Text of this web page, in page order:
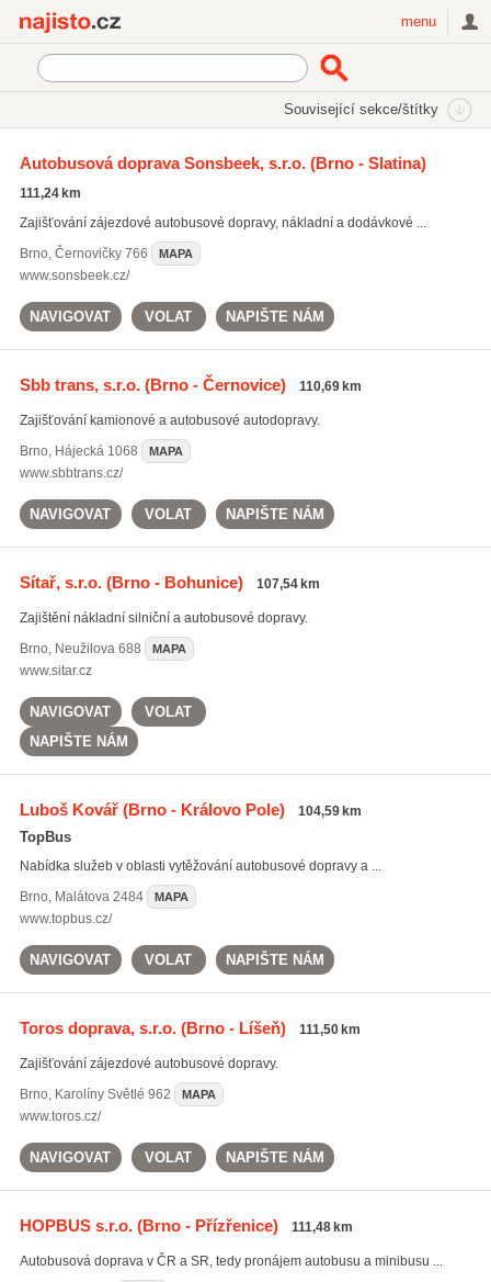
menu
Související sekce/štítky
Zájezdová autobusová doprava
Autobusová doprava Sonsbeek, s.r.o.(Brno - Slatina)
111,24 km
Zajišťování zájezdové autobusové dopravy, nákladní a dodávkové ...
Brno, Černovičky 766 MAPA
www.sonsbeek.cz/
NAVIGOVAT VOLAT NAPIŠTE NÁM
Sbb trans, s.r.o.(Brno - Černovice) 110,69 km
Zajišťování kamionové a autobusové autodopravy.
Brno, Hájecká 1068 MAPA
www.sbbtrans.cz/
NAVIGOVAT VOLAT NAPIŠTE NÁM
Sítař, s.r.o.(Brno - Bohunice) 107,54 km
Zajištění nákladní silniční a autobusové dopravy.
Brno, Neužilova 688 MAPA
www.sitar.cz
NAVIGOVAT
VOLAT
NAPIŠTE NÁM
Luboš Kovář(Brno - Královo Pole) 104,59 km
TopBus
Nabídka služeb v oblasti vytěžování autobusové dopravy a ...
Brno, Malátova 2484 MAPA
www.topbus.cz/
NAVIGOVAT VOLAT NAPIŠTE NÁM
Toros doprava, s.r.o.(Brno - Líšeň) 111,50 km
Zajišťování zájezdové autobusové dopravy.
Brno, Karolíny Světlé 962 MAPA
www.toros.cz/
NAVIGOVAT VOLAT NAPIŠTE NÁM
HOPBUS s.r.o.(Brno - Přízřenice) 111,48 km
Autobusová doprava v ČR a SR, tedy pronájem autobusu a minibusu ...